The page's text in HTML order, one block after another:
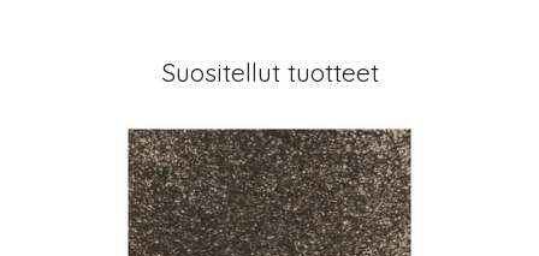
Suositellut tuotteet